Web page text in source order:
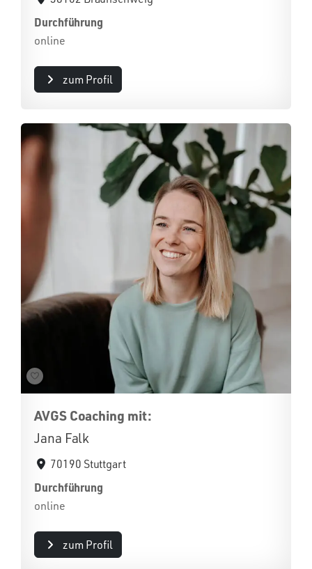
Durchführung
online
zum Profil
AVGS Coaching mit:
Jana Falk
70190 Stuttgart
Durchführung
online
zum Profil